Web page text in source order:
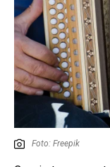
Foto: Freepik